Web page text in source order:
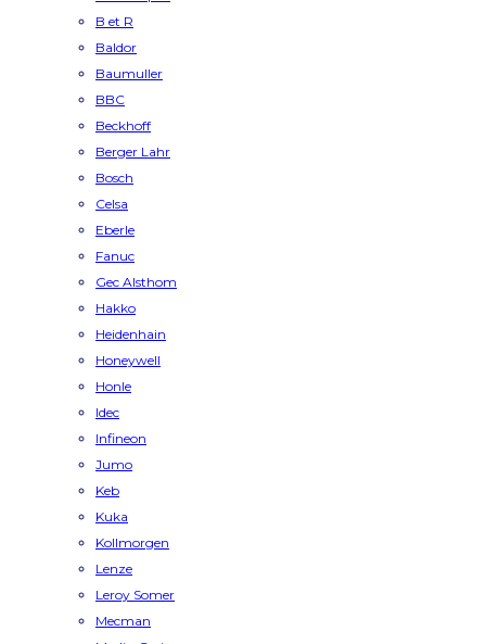
B et R
Baldor
Baumuller
BBC
Beckhoff
Berger Lahr
Bosch
Celsa
Eberle
Fanuc
Gec Alsthom
Hakko
Heidenhain
Honeywell
Honle
Idec
Infineon
Jumo
Keb
Kuka
Kollmorgen
Lenze
Leroy Somer
Mecman